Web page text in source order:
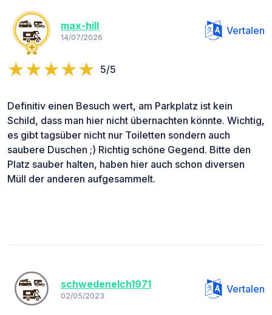
max-hill
14/07/2026
Vertalen
5/5
Definitiv einen Besuch wert, am Parkplatz ist kein
Schild, dass man hier nicht übernachten könnte. Wichtig,
es gibt tagsüber nicht nur Toiletten sondern auch
saubere Duschen ;) Richtig schöne Gegend. Bitte den
Platz sauber halten, haben hier auch schon diversen
Müll der anderen aufgesammelt.
schwedenelch1971
02/05/2023
Vertalen